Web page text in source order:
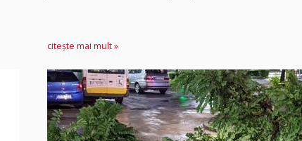
citește mai mult »